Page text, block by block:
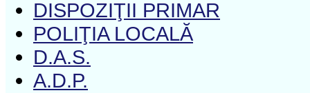
DISPOZIŢII PRIMAR
POLIŢIA LOCALĂ
D.A.S.
A.D.P.